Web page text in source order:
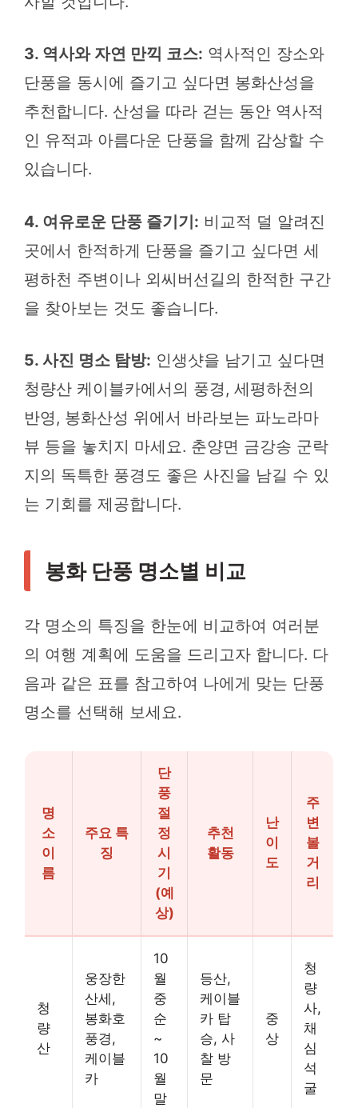
3. 역사와 자연 만끽 코스: 역사적인 장소와
단풍을 동시에 즐기고 싶다면 봉화산성을
추천합니다. 산성을 따라 걷는 동안 역사적
인 유적과 아름다운 단풍을 함께 감상할 수
있습니다.
4. 여유로운 단풍 즐기기: 비교적 덜 알려진
곳에서 한적하게 단풍을 즐기고 싶다면 세
평하천 주변이나 외씨버선길의 한적한 구간
을 찾아보는 것도 좋습니다.
5. 사진 명소 탐방: 인생샷을 남기고 싶다면
청량산 케이블카에서의 풍경, 세평하천의
반영, 봉화산성 위에서 바라보는 파노라마
뷰 등을 놓치지 마세요. 춘양면 금강송 군락
지의 독특한 풍경도 좋은 사진을 남길 수 있
는 기회를 제공합니다.
봉화 단풍 명소별 비교
각 명소의 특징을 한눈에 비교하여 여러분
의 여행 계획에 도움을 드리고자 합니다. 다
음과 같은 표를 참고하여 나에게 맞는 단풍
명소를 선택해 보세요.
명
소
이
름
주요 특
징
단
풍
절
정
시
기
(예
상)
추천
활동
난
이
도
주
변
볼
거
리
청
량
산
웅장한
산세,
봉화호
풍경,
케이블
카
10
월
중
순
~
10
월
말
등산,
케이블
카 탑
승, 사
찰 방
문
중
상
청
량
사,
채
심
석
굴